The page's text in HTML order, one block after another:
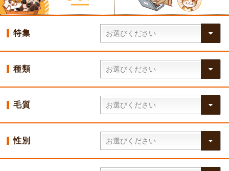
特集
種類
毛質
性別